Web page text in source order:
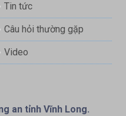
Tin tức
Câu hỏi thường gặp
Video
an tỉnh Vĩnh Long.